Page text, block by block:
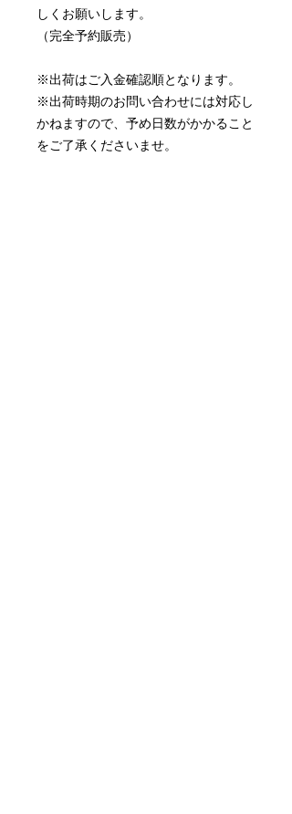
しくお願いします。
（完全予約販売）
※出荷はご入金確認順となります。
※出荷時期のお問い合わせには対応し
かねますので、予め日数がかかること
をご了承くださいませ。